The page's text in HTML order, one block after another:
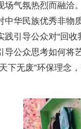
场气氛热烈而融洽
中华民族优秀非物
践引导公众对“回
导公众思考如何将
下无废”环保理念